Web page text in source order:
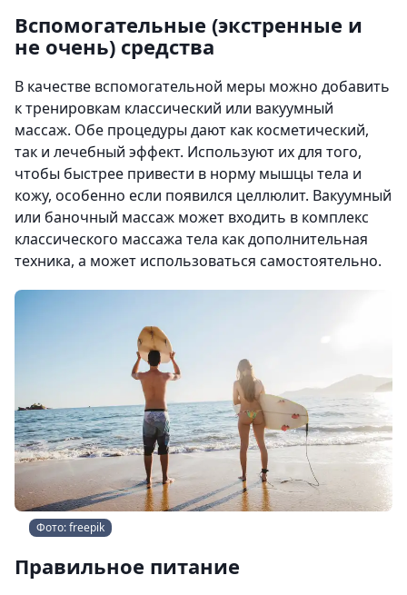
Вспомогательные (экстренные и
не очень) средства
В качестве вспомогательной меры можно добавить
к тренировкам классический или вакуумный
массаж. Обе процедуры дают как косметический,
так и лечебный эффект. Используют их для того,
чтобы быстрее привести в норму мышцы тела и
кожу, особенно если появился целлюлит. Вакуумный
или баночный массаж может входить в комплекс
классического массажа тела как дополнительная
техника, а может использоваться самостоятельно.
Фото: freepik
Правильное питание